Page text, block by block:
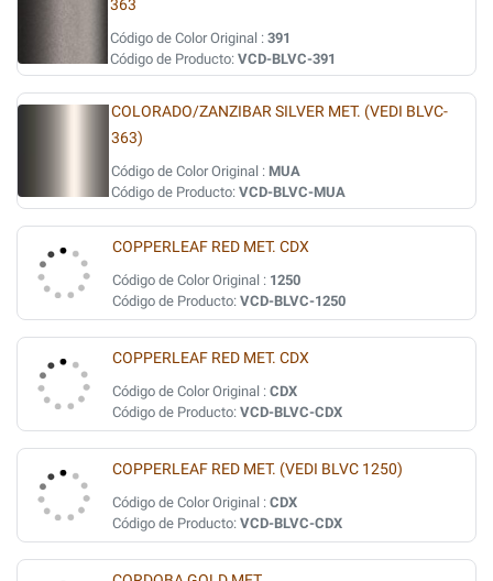
363
Código de Color Original : 391
Código de Producto: VCD-BLVC-391
COLORADO/ZANZIBAR SILVER MET. (VEDI BLVC-
363)
Código de Color Original : MUA
Código de Producto: VCD-BLVC-MUA
COPPERLEAF RED MET. CDX
Código de Color Original : 1250
Código de Producto: VCD-BLVC-1250
COPPERLEAF RED MET. CDX
Código de Color Original : CDX
Código de Producto: VCD-BLVC-CDX
COPPERLEAF RED MET. (VEDI BLVC 1250)
Código de Color Original : CDX
Código de Producto: VCD-BLVC-CDX